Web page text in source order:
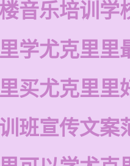
音乐培训学
学尤克里里
买尤克里里
班宣传文案